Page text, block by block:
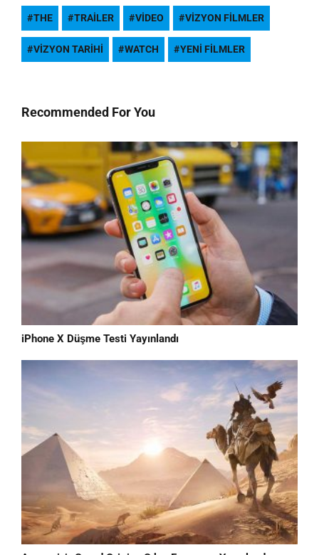
THE TRAILER VIDEO VIZYON FILMLER
VIZYON TARIHI WATCH YENI FILMLER
Recommended For You
iPhone X Düşme Testi Yayınlandı